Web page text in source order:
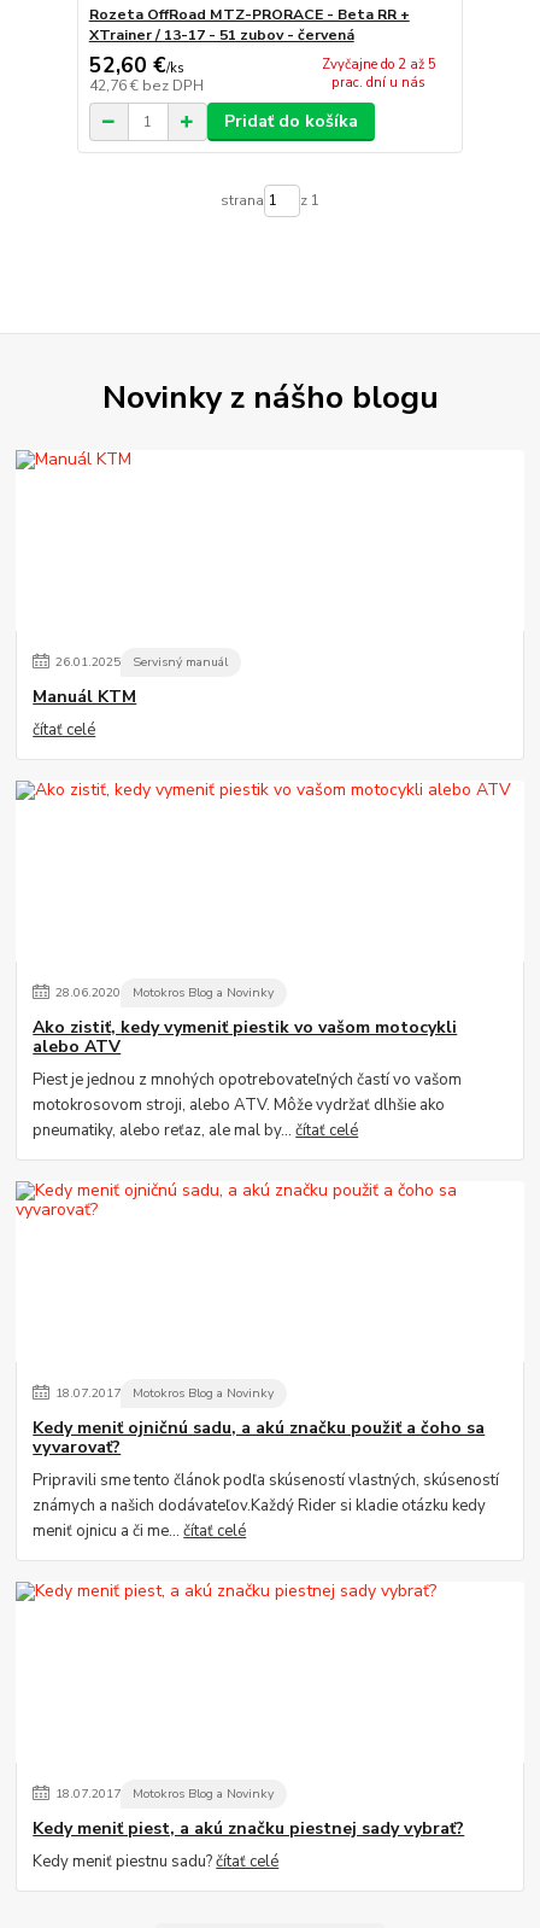
Rozeta OffRoad MTZ-PRORACE - Beta RR +
XTrainer / 13-17 - 51 zubov - červená
52,60 €/ks
42,76 € bez DPH
Zvyčajne do 2 až 5
prac. dní u nás
Pridať do košíka
strana z 1
Novinky z nášho blogu
26.01.2025 Servisný manuál
Manuál KTM
čítať celé
28.06.2020 Motokros Blog a Novinky
Ako zistiť, kedy vymeniť piestik vo vašom motocykli
alebo ATV
Piest je jednou z mnohých opotrebovateľných častí vo vašom
motokrosovom stroji, alebo ATV. Môže vydržať dlhšie ako
pneumatiky, alebo reťaz, ale mal by...čítať celé
18.07.2017 Motokros Blog a Novinky
Kedy meniť ojničnú sadu, a akú značku použiť a čoho sa
vyvarovať?
Pripravili sme tento článok podľa skúseností vlastných, skúseností
známych a našich dodávateľov.Každý Rider si kladie otázku kedy
meniť ojnicu a či me...čítať celé
18.07.2017 Motokros Blog a Novinky
Kedy meniť piest, a akú značku piestnej sady vybrať?
Kedy meniť piestnu sadu?čítať celé